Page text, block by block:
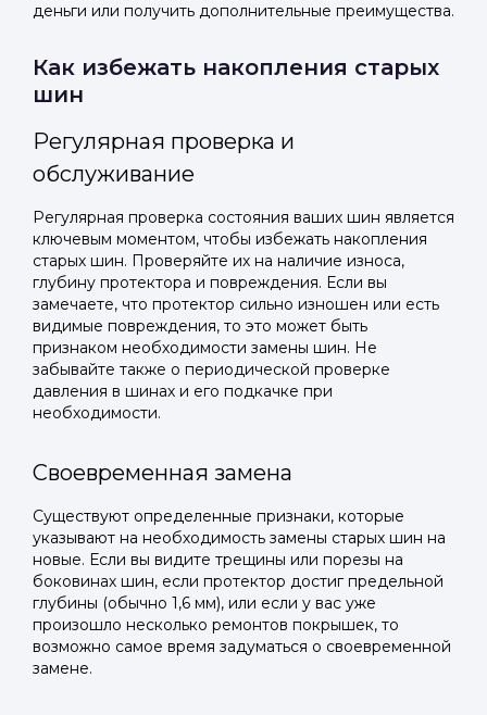
деньги или получить дополнительные преимущества.
Как избежать накопления старых
шин
Регулярная проверка и
обслуживание
Регулярная проверка состояния ваших шин является
ключевым моментом, чтобы избежать накопления
старых шин. Проверяйте их на наличие износа,
глубину протектора и повреждения. Если вы
замечаете, что протектор сильно изношен или есть
видимые повреждения, то это может быть
признаком необходимости замены шин. Не
забывайте также о периодической проверке
давления в шинах и его подкачке при
необходимости.
Своевременная замена
Существуют определенные признаки, которые
указывают на необходимость замены старых шин на
новые. Если вы видите трещины или порезы на
боковинах шин, если протектор достиг предельной
глубины (обычно 1,6 мм), или если у вас уже
произошло несколько ремонтов покрышек, то
возможно самое время задуматься о своевременной
замене.